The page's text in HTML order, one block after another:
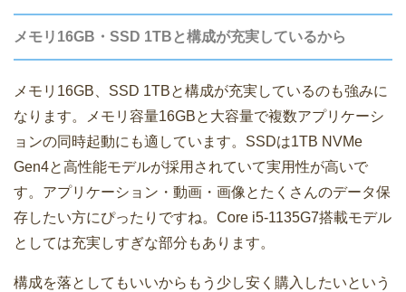
メモリ16GB・SSD 1TBと構成が充実しているから
メモリ16GB、SSD 1TBと構成が充実しているのも強みに
なります。メモリ容量16GBと大容量で複数アプリケーシ
ョンの同時起動にも適しています。SSDは1TB NVMe
Gen4と高性能モデルが採用されていて実用性が高いで
す。アプリケーション・動画・画像とたくさんのデータ保
存したい方にぴったりですね。Core i5-1135G7搭載モデル
としては充実しすぎな部分もあります。
構成を落としてもいいからもう少し安く購入したいという